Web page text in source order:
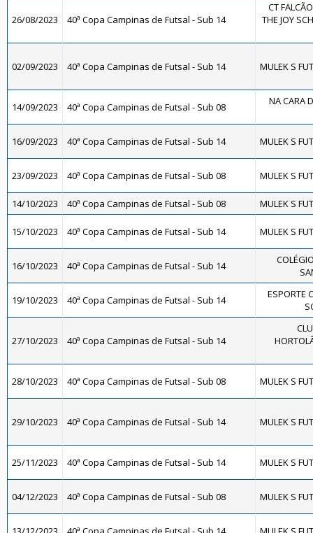
26/08/2023 40ª Copa Campinas de Futsal - Sub 14
CT
THE JOY
02/09/2023 40ª Copa Campinas de Futsal - Sub 14 MULEK S
14/09/2023 40ª Copa Campinas de Futsal - Sub 08 NA CARA
16/09/2023 40ª Copa Campinas de Futsal - Sub 14 MULEK S
23/09/2023 40ª Copa Campinas de Futsal - Sub 08 MULEK S
14/10/2023 40ª Copa Campinas de Futsal - Sub 08 MULEK S
15/10/2023 40ª Copa Campinas de Futsal - Sub 14 MULEK S
16/10/2023 40ª Copa Campinas de Futsal - Sub 14
19/10/2023 40ª Copa Campinas de Futsal - Sub 14
ESPORTE
27/10/2023 40ª Copa Campinas de Futsal - Sub 14
28/10/2023 40ª Copa Campinas de Futsal - Sub 08 MULEK S
29/10/2023 40ª Copa Campinas de Futsal - Sub 14 MULEK S
25/11/2023 40ª Copa Campinas de Futsal - Sub 14 MULEK S
04/12/2023 40ª Copa Campinas de Futsal - Sub 08 MULEK S